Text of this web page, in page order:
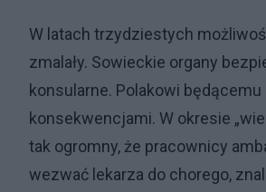
W latach trzydziestych
zmalały. Sowieckie organy
konsularne. Polakowi
konsekwencjami. W okresie
tak ogromny, że pracownicy
wezwać lekarza do chorego,